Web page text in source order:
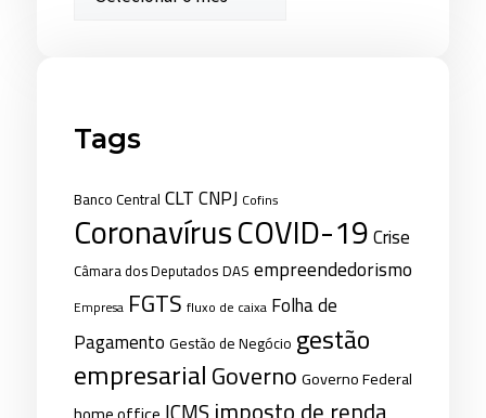
Tags
Banco CentralCLTCNPJ Cofins
CoronavírusCOVID-19Crise
Câmara dos DeputadosDAS empreendedorismo
Empresa FGTS fluxo de caixa Folha de
PagamentoGestão de Negócio gestão
empresarialGovernoGoverno Federal